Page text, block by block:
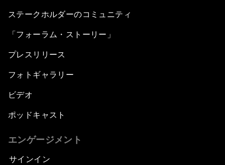
ステークホルダーのコミュニティ
「フォーラム・ストーリー」
プレスリリース
フォトギャラリー
ビデオ
ポッドキャスト
エンゲージメント
サインイン